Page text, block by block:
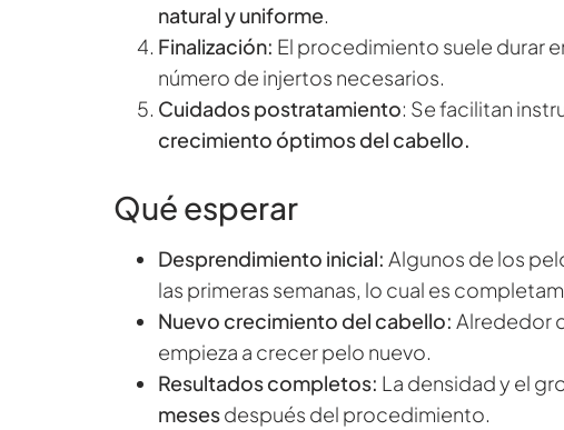
natural y uniforme.
Finalización: El procedimiento suele durar
número de injertos necesarios.
Cuidados postratamiento: Se facilitan
crecimiento óptimos del cabello.
Qué esperar
Desprendimiento inicial: Algunos de los
las primeras semanas, lo cual es
Nuevo crecimiento del cabello: Alrededor
empieza a crecer pelo nuevo.
Resultados completos: La densidad y el
mesesdespués del procedimiento.